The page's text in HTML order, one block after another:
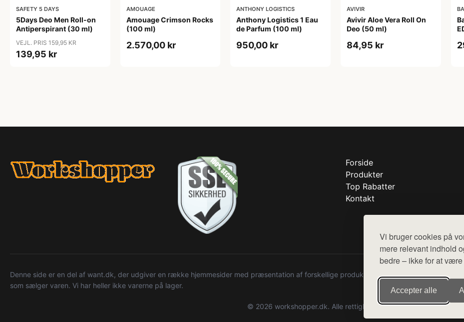
Vi bruger cookies på
mere relevant indhold
bedre – ikke for at
Accepter alle
SAFETY 5 DAYS
5Days Deo Men Roll-on
Antiperspirant (30 ml)
VEJL. PRIS 159,95 KR
139,95 kr
AMOUAGE
Amouage Crimson Rocks
(100 ml)
2.570,00 kr
ANTHONY LOGISTICS
Anthony Logistics 1 Eau
de Parfum (100 ml)
950,00 kr
AVIVIR
Avivir Aloe Vera Roll On
Deo (50 ml)
84,95 kr
Forside
Produkter
Top Rabatter
Kontakt
Denne side er en del af want.dk, der udgiver en række hjemmesider med præsentation af forskellige produkter fra diverse webshops. Der
som sælger varen. Vi har heller ikke varerne på lager.
© 2026 workshopper.dk. Alle rettigheder forbeholdes.